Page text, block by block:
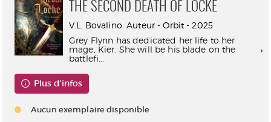
THE SECOND DEATH OF LOCKE
V.L. Bovalino. Auteur - Orbit - 2025
Grey Flynn has dedicated her life to her
mage, Kier. She will be his blade on the
battlefi...
Plus d'infos
Aucun exemplaire disponible